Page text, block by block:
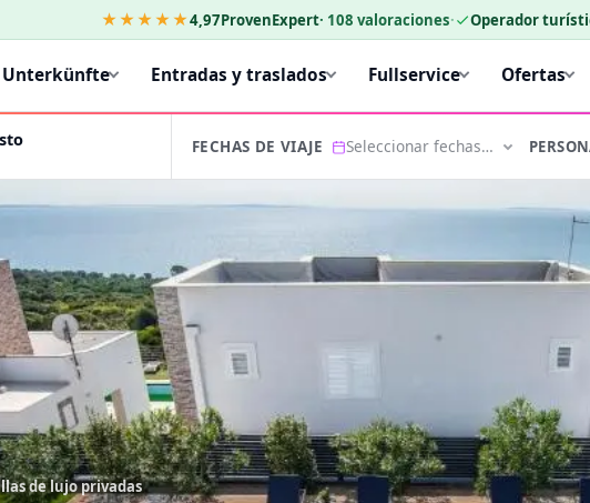
★★★★★4,97ProvenExpert· 108 valoraciones· Operador
Unterkünfte Entradas y traslados Fullservice Ofertas
FECHAS DE VIAJE Seleccionar fechas…
de lujo privadas